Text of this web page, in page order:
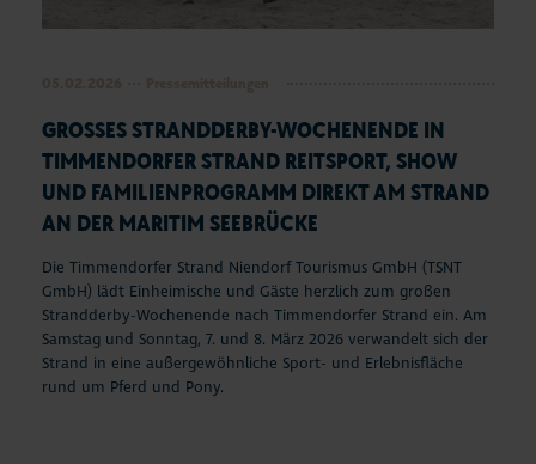
GROSSES STRANDDERBY-WOCHENENDE IN T
IMMENDORFER STRAND REITSPORT, SHOW U
ND FAMILIENPROGRAMM DIREKT AM STRAND A
N DER MARITIM SEEBRÜCKE
Die Timmendorfer Strand Niendorf Tourismus GmbH (TSNT
GmbH) lädt Einheimische und Gäste herzlich zum großen
Strandderby-Wochenende nach Timmendorfer Strand ein. Am
Samstag und Sonntag, 7. und 8. März 2026 verwandelt sich der
Strand in eine außergewöhnliche Sport- und Erlebnisfläche
rund um Pferd und Pony.